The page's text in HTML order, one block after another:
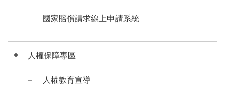
國家賠償請求線上申請系統
人權保障專區
人權教育宣導